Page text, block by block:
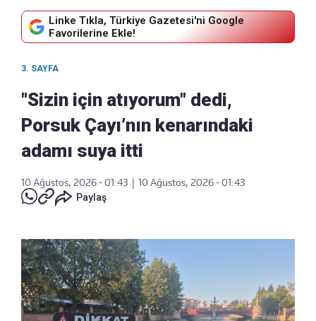
Linke Tıkla, Türkiye Gazetesi'ni Google
Favorilerine Ekle!
3. SAYFA
"Sizin için atıyorum" dedi,
Porsuk Çayı’nın kenarındaki
adamı suya itti
10 Ağustos, 2026 - 01:43
10 Ağustos, 2026 - 01:43
Paylaş